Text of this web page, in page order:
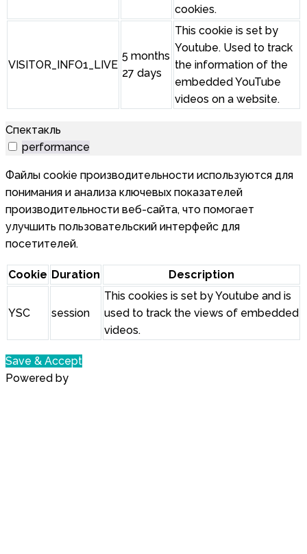
cookies.
VISITOR_INFO1_LIVE
5 months
27 days
This cookie is set by
Youtube. Used to track
the information of the
embedded YouTube
videos on a website.
Спектакль
performance
Файлы cookie производительности используются для
понимания и анализа ключевых показателей
производительности веб-сайта, что помогает
улучшить пользовательский интерфейс для
посетителей.
Cookie Duration Description
YSC session
This cookies is set by Youtube and is
used to track the views of embedded
videos.
Save & Accept
Powered by